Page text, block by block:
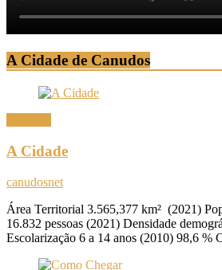
A Cidade de Canudos
A Cidade
canudosnet
Área Territorial 3.565,377 km² (2021)
16.832 pessoas (2021) Densidade
Escolarização 6 a 14 anos (2010) 98,6 %